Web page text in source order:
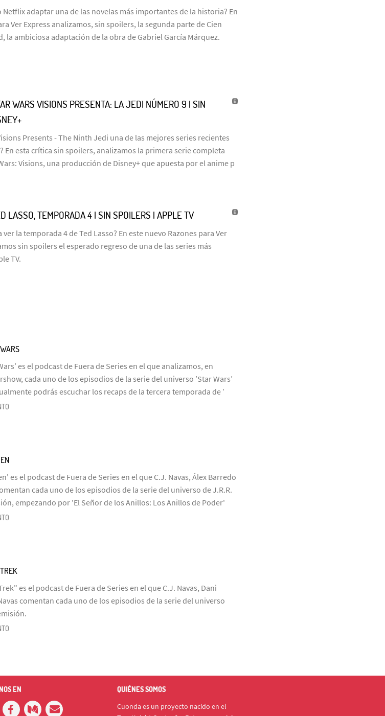
Netflix adaptar una de las novelas más importantes de la historia? En
Ver Express analizamos, sin spoilers, la segunda parte de Cien
la ambiciosa adaptación de la obra de Gabriel García Márquez.
WARS VISIONS PRESENTA: LA JEDI NÚMERO 9 | SIN
Presents - The Ninth Jedi una de las mejores series recientes
En esta crítica sin spoilers, analizamos la primera serie completa
Visions, una producción de Disney+ que apuesta por el anime p
LASSO, TEMPORADA 4 | SIN SPOILERS | APPLE TV
ver la temporada 4 de Ted Lasso? En este nuevo Razones para Ver
sin spoilers el esperado regreso de una de las series más
TV.
es el podcast de Fuera de Series en el que analizamos, en
cada uno de los episodios de la serie del universo ’Star Wars’
podrás escuchar los recaps de la tercera temporada de ’
es el podcast de Fuera de Series en el que C.J. Navas, Álex Barredo
cada uno de los episodios de la serie del universo de J.R.R.
empezando por 'El Señor de los Anillos: Los Anillos de Poder'
es el podcast de Fuera de Series en el que C.J. Navas, Dani
comentan cada uno de los episodios de la serie del universo
EN QUIÉNES SOMOS
Cuonda es un proyecto nacido en el